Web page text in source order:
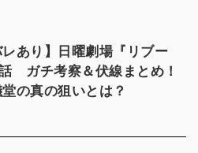
レあり】日曜劇場『リブー
ガチ考察＆伏線まとめ！
の真の狙いとは？